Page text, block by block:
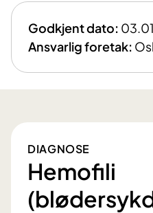
Godkjent dato:
Ansvarlig foretak:
DIAGNOSE
Hemofili